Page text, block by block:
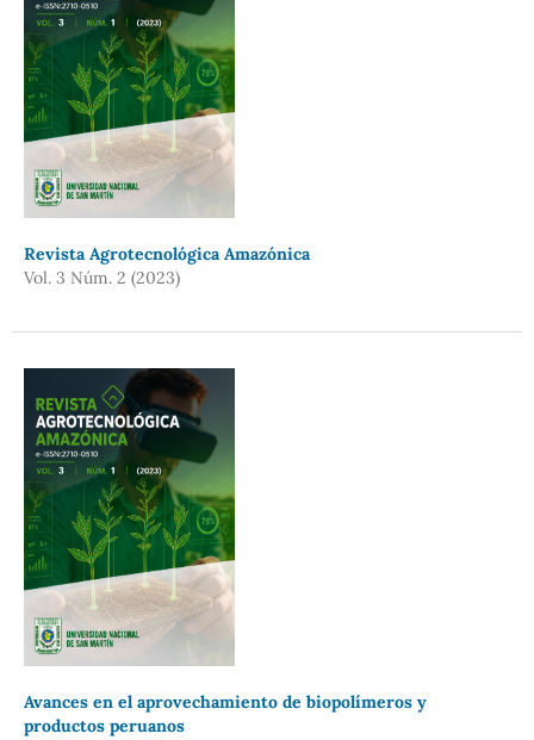
Revista Agrotecnológica Amazónica
Vol. 3 Núm. 2 (2023)
Avances en el aprovechamiento de biopolímeros y
productos peruanos